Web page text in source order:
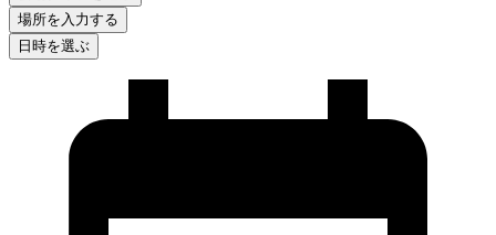
場所を入力する
日時を選ぶ